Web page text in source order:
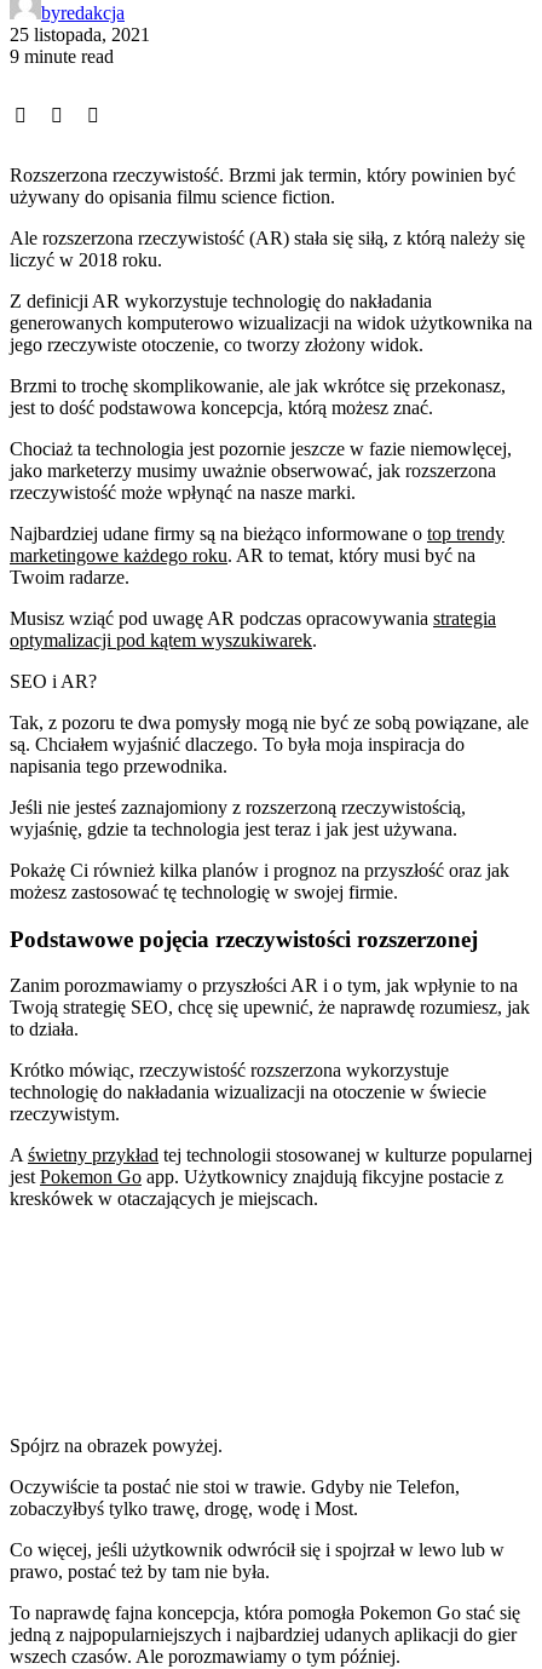
byredakcja
25 listopada, 2021
9 minute read
Rozszerzona rzeczywistość. Brzmi jak termin, który powinien być
używany do opisania filmu science fiction.
Ale rozszerzona rzeczywistość (AR) stała się siłą, z którą należy się
liczyć w 2018 roku.
Z definicji AR wykorzystuje technologię do nakładania
generowanych komputerowo wizualizacji na widok użytkownika na
jego rzeczywiste otoczenie, co tworzy złożony widok.
Brzmi to trochę skomplikowanie, ale jak wkrótce się przekonasz,
jest to dość podstawowa koncepcja, którą możesz znać.
Chociaż ta technologia jest pozornie jeszcze w fazie niemowlęcej,
jako marketerzy musimy uważnie obserwować, jak rozszerzona
rzeczywistość może wpłynąć na nasze marki.
Najbardziej udane firmy są na bieżąco informowane o top trendy
marketingowe każdego roku. AR to temat, który musi być na
Twoim radarze.
Musisz wziąć pod uwagę AR podczas opracowywania strategia
optymalizacji pod kątem wyszukiwarek.
SEO i AR?
Tak, z pozoru te dwa pomysły mogą nie być ze sobą powiązane, ale
są. Chciałem wyjaśnić dlaczego. To była moja inspiracja do
napisania tego przewodnika.
Jeśli nie jesteś zaznajomiony z rozszerzoną rzeczywistością,
wyjaśnię, gdzie ta technologia jest teraz i jak jest używana.
Pokażę Ci również kilka planów i prognoz na przyszłość oraz jak
możesz zastosować tę technologię w swojej firmie.
Podstawowe pojęcia rzeczywistości rozszerzonej
Zanim porozmawiamy o przyszłości AR i o tym, jak wpłynie to na
Twoją strategię SEO, chcę się upewnić, że naprawdę rozumiesz, jak
to działa.
Krótko mówiąc, rzeczywistość rozszerzona wykorzystuje
technologię do nakładania wizualizacji na otoczenie w świecie
rzeczywistym.
Aświetny przykład tej technologii stosowanej w kulturze popularnej
jestPokemon Go app. Użytkownicy znajdują fikcyjne postacie z
kreskówek w otaczających je miejscach.
Spójrz na obrazek powyżej.
Oczywiście ta postać nie stoi w trawie. Gdyby nie Telefon,
zobaczyłbyś tylko trawę, drogę, wodę i Most.
Co więcej, jeśli użytkownik odwrócił się i spojrzał w lewo lub w
prawo, postać też by tam nie była.
To naprawdę fajna koncepcja, która pomogła Pokemon Go stać się
jedną z najpopularniejszych i najbardziej udanych aplikacji do gier
wszech czasów. Ale porozmawiamy o tym później.